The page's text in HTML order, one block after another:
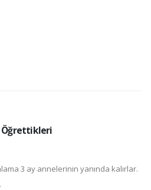
Öğrettikleri
3 ay annelerinin yanında kalırlar.